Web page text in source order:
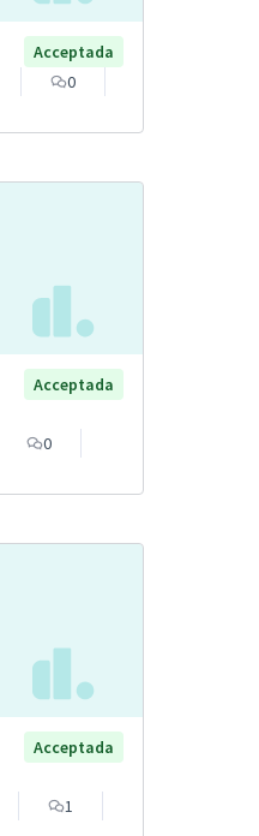
Acceptada
0
Acceptada
0
Acceptada
1